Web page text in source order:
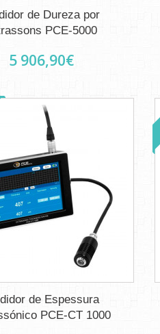
de Dureza por
PCE-5000
5 906,90€
de Espessura
PCE-CT 1000